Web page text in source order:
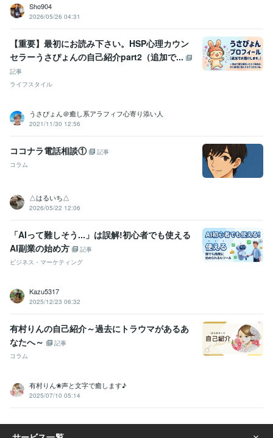
Sho904
2026/05/26 04:31
【重要】最初にお読み下さい。HSP心理カウン
セラーうさぴょんの自己紹介part2（追加で...
記事
ライフスタイル
うさぴょん＠癒し系アラフィフ心寄り添い人
2021/11/30 12:56
ココナラ電話相談①
記事
コラム
△はるいち△
2026/05/22 12:06
「AIって難しそう...」は誤解!初心者でも使える
AI副業の始め方
記事
ビジネス・マーケティング
Kazu5317
2025/12/23 06:32
有村りんの自己紹介～過去にトラウマがあるあ
なたへ～
記事
コラム
有村りん❀声と文字で癒します♪
2025/07/10 05:14